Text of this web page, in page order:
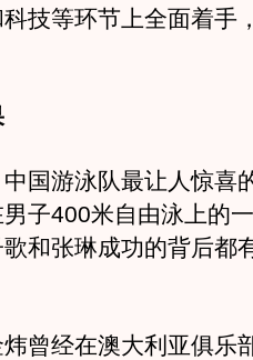
技等环节上全面着手
游泳队最让人惊喜
子400米自由泳上的
和张琳成功的背后都
经在澳大利亚俱乐